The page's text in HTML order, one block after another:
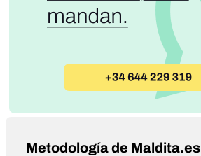
Metodología de Maldita.es